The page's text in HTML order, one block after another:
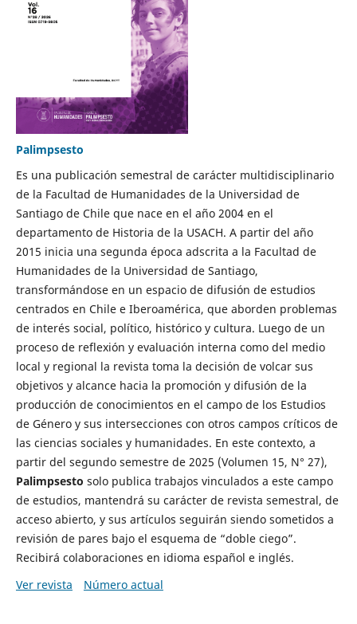
Palimpsesto
Es una publicación semestral de carácter multidisciplinario
de la Facultad de Humanidades de la Universidad de
Santiago de Chile que nace en el año 2004 en el
departamento de Historia de la USACH. A partir del año
2015 inicia una segunda época adscrita a la Facultad de
Humanidades de la Universidad de Santiago,
transformándose en un espacio de difusión de estudios
centrados en Chile e Iberoamérica, que aborden problemas
de interés social, político, histórico y cultura. Luego de un
proceso de reflexión y evaluación interna como del medio
local y regional la revista toma la decisión de volcar sus
objetivos y alcance hacia la promoción y difusión de la
producción de conocimientos en el campo de los Estudios
de Género y sus intersecciones con otros campos críticos de
las ciencias sociales y humanidades. En este contexto, a
partir del segundo semestre de 2025 (Volumen 15, N° 27),
Palimpsesto solo publica trabajos vinculados a este campo
de estudios, mantendrá su carácter de revista semestral, de
acceso abierto, y sus artículos seguirán siendo sometidos a
revisión de pares bajo el esquema de “doble ciego”.
Recibirá colaboraciones en idioma español e inglés.
Ver revista
Número actual